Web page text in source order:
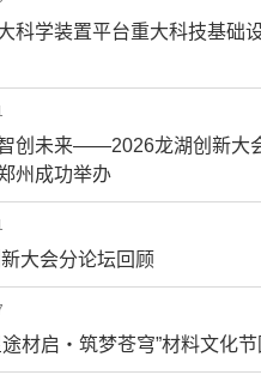
科学装置平台重大科技基础
创未来——2026龙湖创新大
州成功举办
大会分论坛回顾
材启・筑梦苍穹”材料文化